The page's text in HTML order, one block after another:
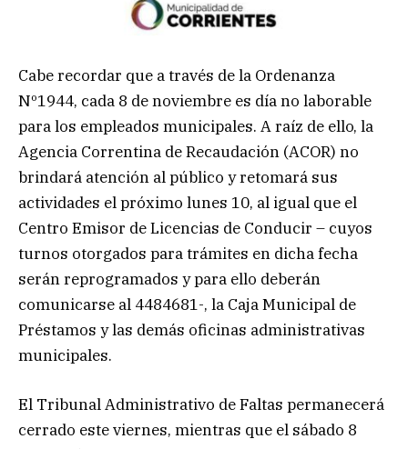
Cabe recordar que a través de la Ordenanza
Nº1944, cada 8 de noviembre es día no laborable
para los empleados municipales. A raíz de ello, la
Agencia Correntina de Recaudación (ACOR) no
brindará atención al público y retomará sus
actividades el próximo lunes 10, al igual que el
Centro Emisor de Licencias de Conducir – cuyos
turnos otorgados para trámites en dicha fecha
serán reprogramados y para ello deberán
comunicarse al 4484681-, la Caja Municipal de
Préstamos y las demás oficinas administrativas
municipales.
El Tribunal Administrativo de Faltas permanecerá
cerrado este viernes, mientras que el sábado 8